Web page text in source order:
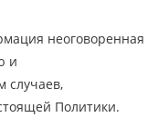
неоговоренная
и
случаев,
Политики.